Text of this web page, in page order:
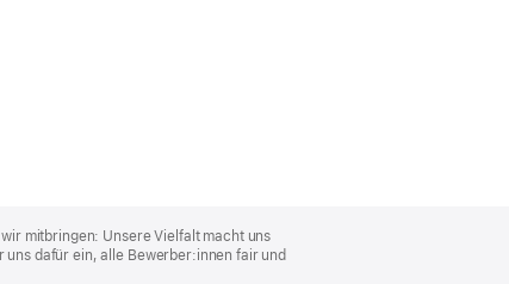
mitbringen: Unsere Vielfalt macht uns
dafür ein, alle Bewerber:innen fair und